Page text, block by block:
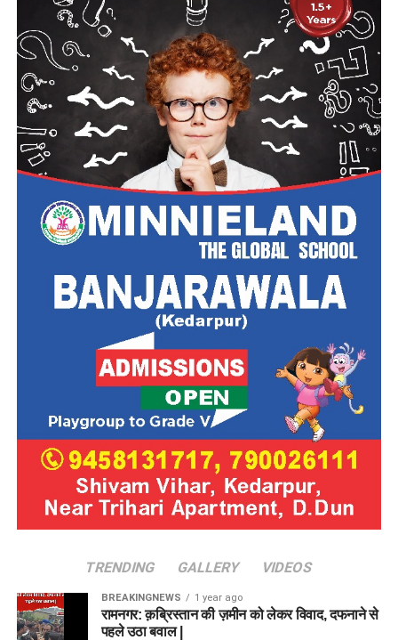
TRENDING GALLERY VIDEOS
BREAKINGNEWS 1 year ago
रामनगर: क़ब्रिस्तान की ज़मीन को लेकर विवाद, दफनाने से
पहले उठा बवाल |